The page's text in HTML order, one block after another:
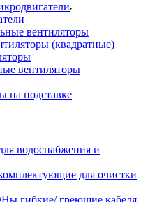
вентиляторы
(квадратные)
вентиляторы
на подставке
водоснабжения и
для очистки
гибкие/ греющие кабеля